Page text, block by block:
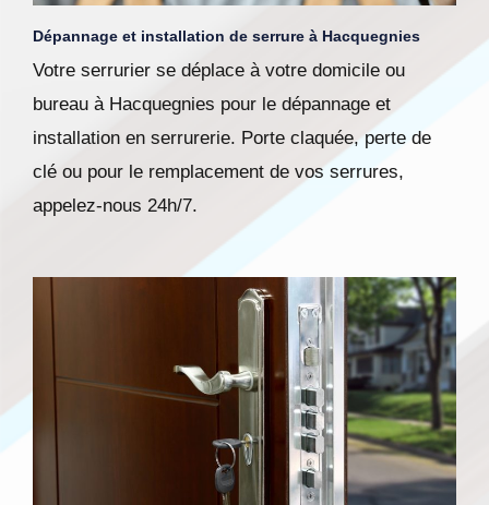
Dépannage et installation de serrure à Hacquegnies
Votre serrurier se déplace à votre domicile ou
bureau à Hacquegnies pour le dépannage et
installation en serrurerie. Porte claquée, perte de
clé ou pour le remplacement de vos serrures,
appelez-nous 24h/7.